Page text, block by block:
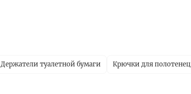
Держатели туалетной бумаги Крючки для полотенец